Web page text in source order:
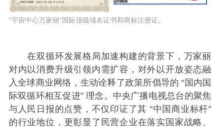
“宇宙中心万家丽”国际顶级域名证书和商标注册证。
在双循环发展格局加速构建的背景下，万家丽
对内以消费升级引领内需扩容，对外以开放姿态融
入全球商业网络，生动诠释了政策所倡导的 “国内国
际双循环相互促进” 理念。中央广播电视总台的聚焦
与人民日报的点赞，不仅印证了其 “中国商业标杆”
的行业地位，更彰显了民营企业在落实国家战略、